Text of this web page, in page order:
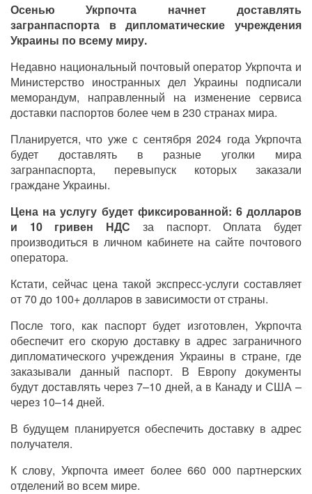
Осенью Укрпочта начнет доставлять
загранпаспорта в дипломатические учреждения
Украины по всему миру.
Недавно национальный почтовый оператор Укрпочта и
Министерство иностранных дел Украины подписали
меморандум, направленный на изменение сервиса
доставки паспортов более чем в 230 странах мира.
Планируется, что уже с сентября 2024 года Укрпочта
будет доставлять в разные уголки мира
загранпаспорта, перевыпуск которых заказали
граждане Украины.
Цена на услугу будет фиксированной: 6 долларов
и 10 гривен НДС за паспорт. Оплата будет
производиться в личном кабинете на сайте почтового
оператора.
Кстати, сейчас цена такой экспресс-услуги составляет
от 70 до 100+ долларов в зависимости от страны.
После того, как паспорт будет изготовлен, Укрпочта
обеспечит его скорую доставку в адрес заграничного
дипломатического учреждения Украины в стране, где
заказывали данный паспорт. В Европу документы
будут доставлять через 7–10 дней, а в Канаду и США –
через 10–14 дней.
В будущем планируется обеспечить доставку в адрес
получателя.
К слову, Укрпочта имеет более 660 000 партнерских
отделений во всем мире.